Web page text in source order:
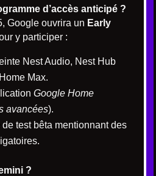
d’accès anticipé ?
Google ouvrira un Early
y participer :
Nest Audio, Nest Hub
Max.
Google Home
avancées).
test bêta mentionnant des
?